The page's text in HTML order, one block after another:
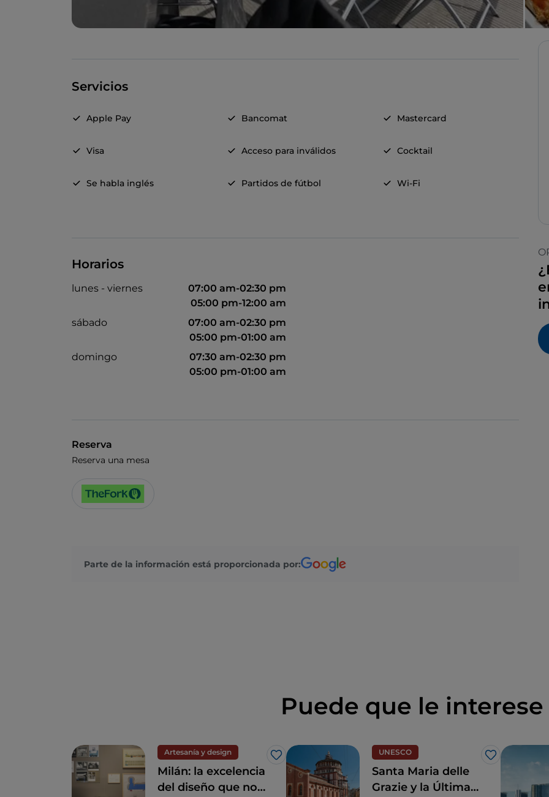
Servicios
Apple Pay Bancomat Mastercard
Visa Acceso para inválidos Cocktail
Se habla inglés Partidos de fútbol Wi-Fi
Horarios
lunes - viernes
07:00 am-02:30 pm
05:00 pm-12:00 am
sábado
07:00 am-02:30 pm
05:00 pm-01:00 am
domingo
07:30 am-02:30 pm
05:00 pm-01:00 am
Reserva
Reserva una mesa
Parte de la información está proporcionada por:
Puede que le interese
Artesanía y design
Me gusta
Milán: la excelencia
del diseño que no
UNESCO
Me gusta
Santa Maria delle
Grazie y la Última